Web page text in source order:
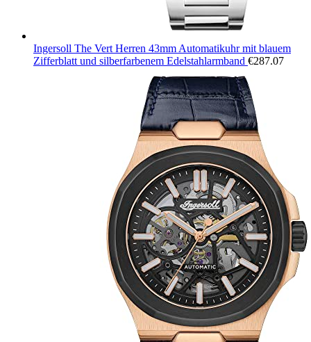
Ingersoll The Vert Herren 43mm Automatikuhr mit blauem
Zifferblatt und silberfarbenem Edelstahlarmband €287.07